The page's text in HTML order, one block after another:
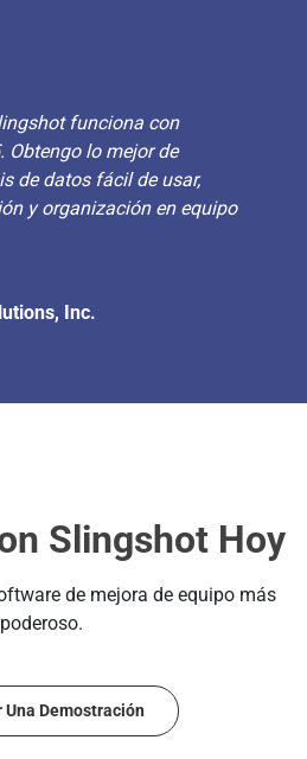
funciona con
Obtengo lo mejor de
de datos fácil de usar,
y organización en equipo
Inc.
Slingshot Hoy
de mejora de equipo más
poderoso.
Demostración